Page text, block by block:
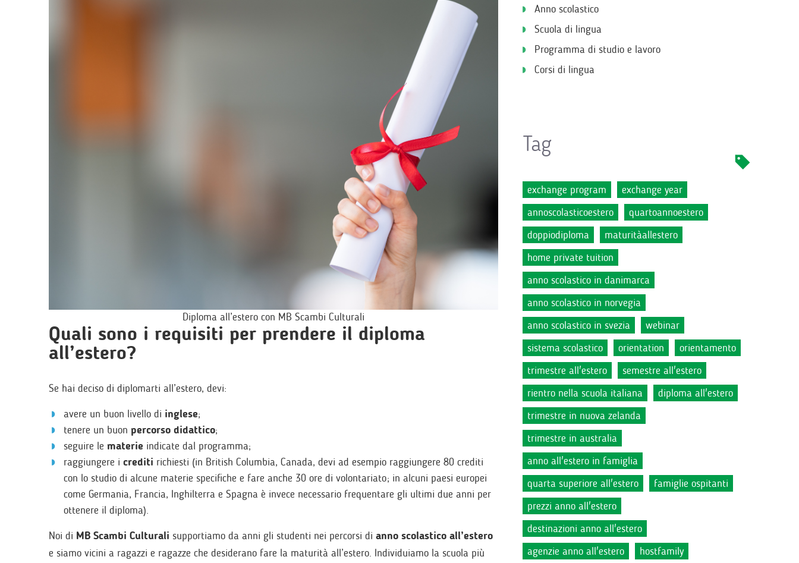
Diploma all’estero con MB Scambi Culturali
Quali sono i requisiti per prendere il diploma
all’estero?
Se hai deciso di diplomarti all’estero, devi:
avere un buon livello di inglese;
tenere un buon percorso didattico;
seguire le materie indicate dal programma;
raggiungere i crediti richiesti (in British Columbia, Canada, devi ad esempio raggiungere 80 crediti
con lo studio di alcune materie specifiche e fare anche 30 ore di volontariato; in alcuni paesi europei
come Germania, Francia, Inghilterra e Spagna è invece necessario frequentare gli ultimi due anni per
ottenere il diploma).
Noi di MB Scambi Culturali supportiamo da anni gli studenti nei percorsi di anno scolastico all’estero
e siamo vicini a ragazzi e ragazze che desiderano fare la maturità all’estero. Individuiamo la scuola più
Anno scolastico
Scuola di lingua
Programma di studio e lavoro
Corsi di lingua
Tag
exchange program
exchange year
annoscolasticoestero
quartoannoestero
doppiodiploma
maturitàallestero
home private tuition
anno scolastico in danimarca
anno scolastico in norvegia
anno scolastico in svezia
webinar
sistema scolastico
orientation
orientamento
trimestre all'estero
semestre all'estero
rientro nella scuola italiana
diploma all'estero
trimestre in nuova zelanda
trimestre in australia
anno all'estero in famiglia
quarta superiore all'estero
famiglie ospitanti
prezzi anno all'estero
destinazioni anno all'estero
agenzie anno all'estero
hostfamily